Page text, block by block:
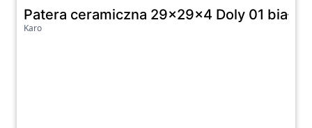
Patera ceramiczna 29x29x4 Doly 01 biała
Karo